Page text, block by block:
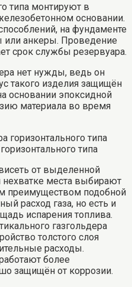
типа монтируют в
основании.
на фундаменте
или анкеры. Проведение
срок службы резервуара.
нет нужды, ведь он
такого изделия защищён
основании эпоксидной
материала во время
типа
от выделенной
места выбирают
преимуществом подобной
расход газа, но есть и
испарения топлива.
газгольдера
толстого слоя
расходы.
более
защищён от коррозии.